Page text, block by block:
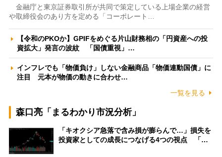
金融庁と東京証券取引所が共同で策定している上場企業の経営
や取締役会のあり方を定める「コーポレート…
【令和のPKOか】GPIFをめぐる片山財務相の「円資産への投
資拡大」発言の波紋 「国債重視」…
インフレでも「物価負け」しない金融商品「物価連動国債」に
注目 元本が物価の動きに合わせ…
一覧を見る
森口亮「まるわかり市況分析」
「キオクシア急落で含み損が膨らんで…」損失を
投資家としての成長につなげる4つの視点 「…